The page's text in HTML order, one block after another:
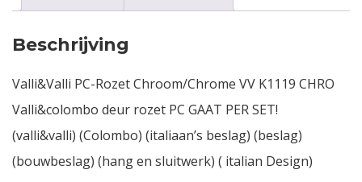
Beschrijving
Valli&Valli PC-Rozet Chroom/Chrome VV K1119 CHRO
Valli&colombo deur rozet PC GAAT PER SET!
(valli&valli) (Colombo) (italiaan’s beslag) (beslag)
(bouwbeslag) (hang en sluitwerk) ( italian Design)